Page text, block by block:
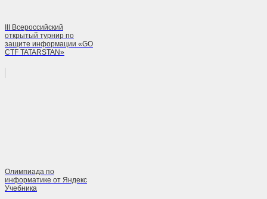
III Всероссийский
открытый турнир по
защите информации «GO
CTF TATARSTAN»
Олимпиада по
информатике от Яндекс
Учебника